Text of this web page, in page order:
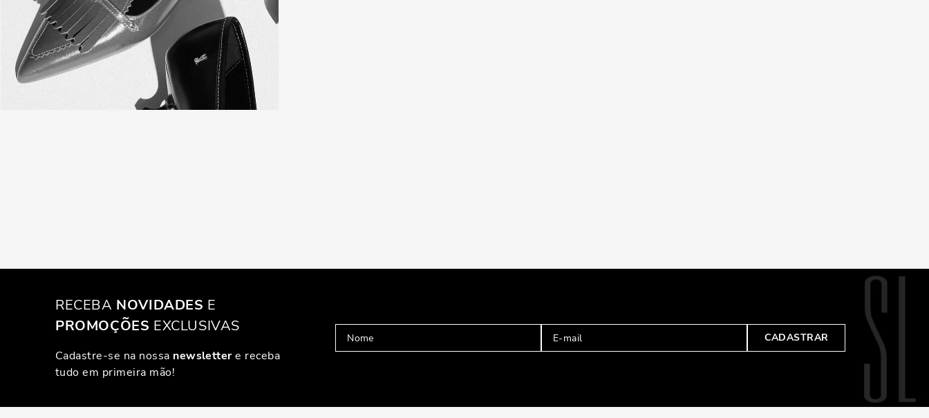
RECEBA NOVIDADES E
PROMOÇÕES EXCLUSIVAS
Cadastre-se na nossa newslettere receba
tudo em primeira mão!
CADASTRAR